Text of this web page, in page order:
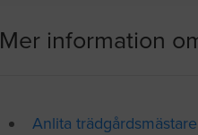
Mer information
Anlita trädgårdsmästare